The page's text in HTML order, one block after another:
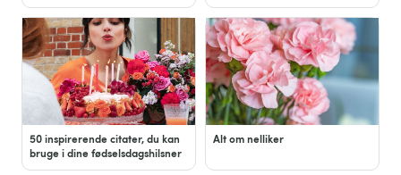
50 inspirerende citater, du kan
bruge i dine fødselsdagshilsner
Alt om nelliker